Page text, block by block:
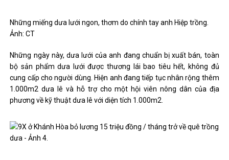
Những miếng dưa lưới ngon, thơm do chính tay anh Hiệp trồng.
Ảnh: CT
Những ngày này, dưa lưới của anh đang chuẩn bị xuất bán, toàn
bộ sản phẩm dưa lưới được thương lái bao tiêu hết, không đủ
cung cấp cho người dùng. Hiện anh đang tiếp tục nhân rộng thêm
1.000m2 dưa lê và hỗ trợ cho một hội viên nông dân của địa
phương về kỹ thuật dưa lê với diện tích 1.000m2.